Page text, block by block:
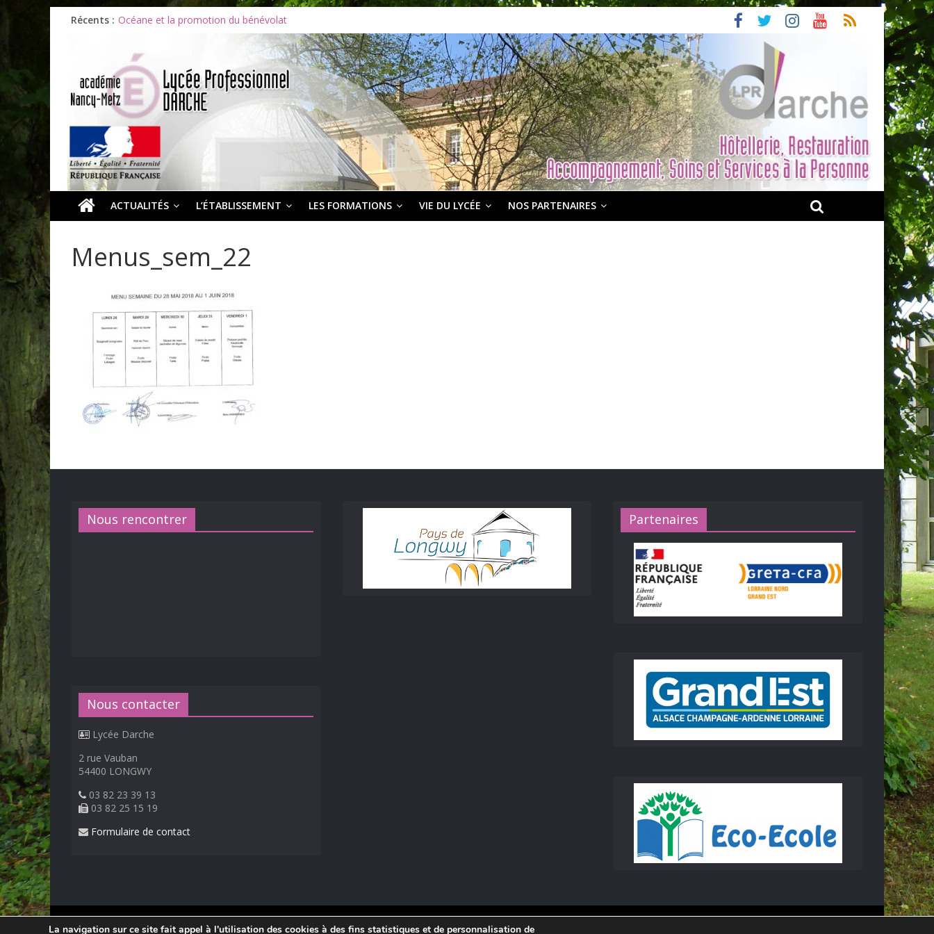
Récents : Océane et la promotion du bénévolat
Infos rentrée septembre 2026
Soirée d’adieux au Lycée Darche
Les ULiS en haut du podium
ACTUALITÉS L’ÉTABLISSEMENT LES FORMATIONS VIE DU LYCÉE NOS PARTENAIRES
Menus_sem_22
Nous rencontrer
Nous contacter
Lycée Darche
2 rue Vauban
54400 LONGWY
03 82 23 39 13
03 82 25 15 19
Formulaire de contact
Partenaires
© 2026Lycée Professionnel Darche, Longwy.
La navigation sur ce site fait appel à l'utilisation des cookies à des fins statistiques et de personnalisation de